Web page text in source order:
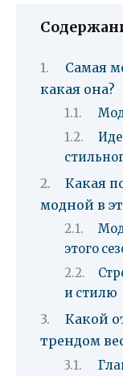
Самая
какая она?
Какая
модной в
этого
и стилю
Какой
трендом